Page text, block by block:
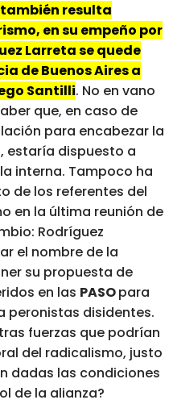
resulta
en su empeño por
Larreta se quede
de Buenos Aires a
Santilli. No en vano
que, en caso de
para encabezar la
estaría dispuesto a
interna. Tampoco ha
de los referentes del
en la última reunión de
Rodríguez
el nombre de la
su propuesta de
en las PASOpara
peronistas disidentes.
fuerzas que podrían
del radicalismo, justo
dadas las condiciones
de la alianza?